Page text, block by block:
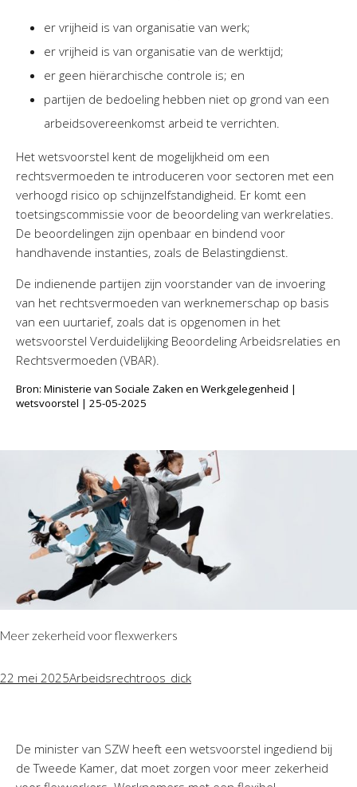
er vrijheid is van organisatie van werk;
er vrijheid is van organisatie van de werktijd;
er geen hiërarchische controle is; en
partijen de bedoeling hebben niet op grond van een
arbeidsovereenkomst arbeid te verrichten.
Het wetsvoorstel kent de mogelijkheid om een
rechtsvermoeden te introduceren voor sectoren met een
verhoogd risico op schijnzelfstandigheid. Er komt een
toetsingscommissie voor de beoordeling van werkrelaties.
De beoordelingen zijn openbaar en bindend voor
handhavende instanties, zoals de Belastingdienst.
De indienende partijen zijn voorstander van de invoering
van het rechtsvermoeden van werknemerschap op basis
van een uurtarief, zoals dat is opgenomen in het
wetsvoorstel Verduidelijking Beoordeling Arbeidsrelaties en
Rechtsvermoeden (VBAR).
Bron: Ministerie van Sociale Zaken en Werkgelegenheid |
wetsvoorstel | 25-05-2025
Meer zekerheid voor flexwerkers
22 mei 2025Arbeidsrechtroos_dick
De minister van SZW heeft een wetsvoorstel ingediend bij
de Tweede Kamer, dat moet zorgen voor meer zekerheid